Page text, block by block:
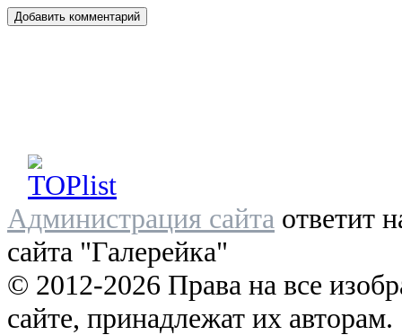
Администрация сайта ответит
сайта "Галерейка"
© 2012-2026 Права на все
сайте, принадлежат их авторам.